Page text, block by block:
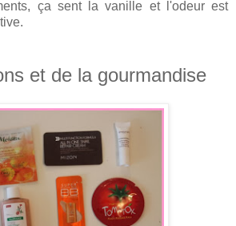
ça sent la vanille et l'odeur est
et de la gourmandise